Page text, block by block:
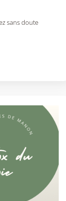
sans doute